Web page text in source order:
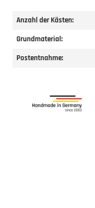
Anzahl der Kästen:
Grundmaterial:
Postentnahme: